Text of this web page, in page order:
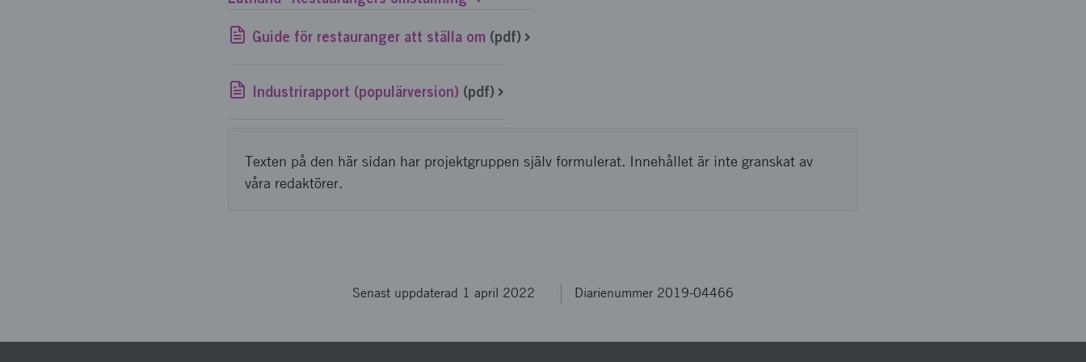
Guide för restauranger att ställa om (pdf)
Industrirapport (populärversion) (pdf)
Texten på den här sidan har projektgruppen själv formulerat. Innehållet är inte granskat av
våra redaktörer.
Senast uppdaterad 1 april 2022 Diarienummer 2019-04466